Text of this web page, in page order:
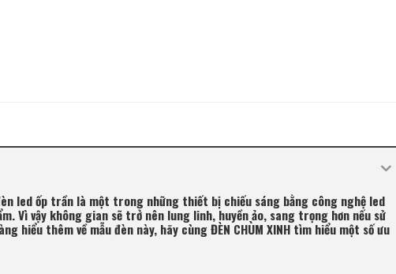
led ốp trần là một trong những thiết bị chiếu sáng bằng công nghệ led
Vì vậy không gian sẽ trở nên lung linh, huyền ảo, sang trọng hơn nếu sử
hiểu thêm về mẫu đèn này, hãy cùng ĐÈN CHÙM XINH tìm hiểu một số ưu